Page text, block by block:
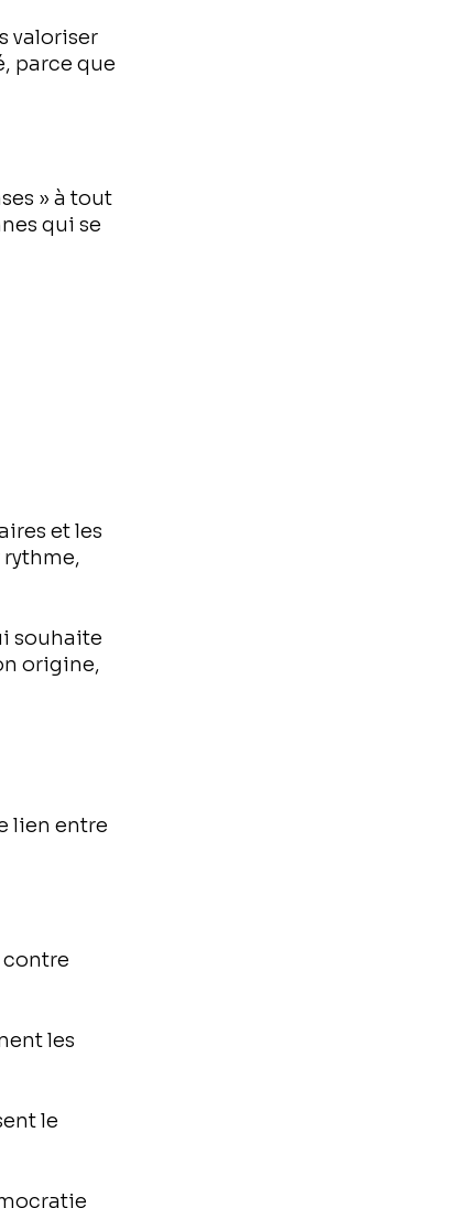
valoriser
parce que
» à tout
qui se
et les
souhaite
origine,
lien entre
contre
les
le